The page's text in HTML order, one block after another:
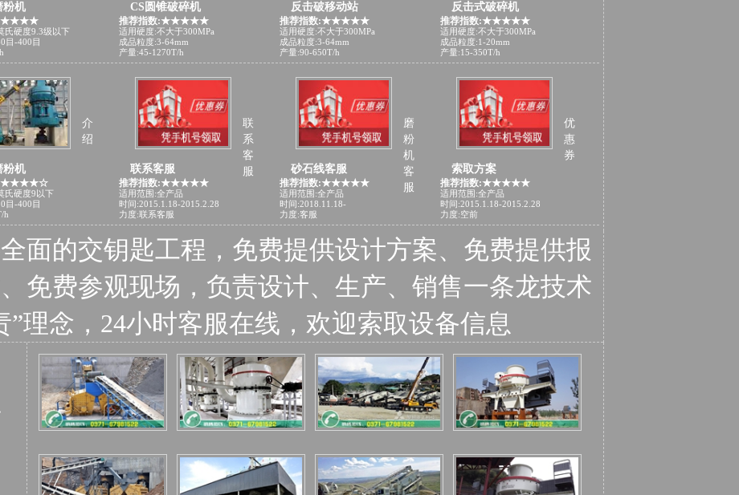
粉机
:★★★★
氏硬度9.3级以下
目-400目
CS圆锥破碎机
推荐指数:★★★★★
适用硬度:不大于300MPa
成品粒度:3-64mm
产量:45-1270T/h
反击破移动站
推荐指数:★★★★★
适用硬度:不大于300MPa
成品粒度:3-64mm
产量:90-650T/h
反击式破碎机
推荐指数:★★★★★
适用硬度:不大于300MPa
成品粒度:1-20mm
产量:15-350T/h
粉机
:★★★★☆
氏硬度9以下
目-400目
h
介
绍
联系客服
推荐指数:★★★★★
适用范围:全产品
时间:2015.1.18-2015.2.28
力度:联系客服
联
系
客
服
砂石线客服
推荐指数:★★★★★
适用范围:全产品
时间:2018.11.18-
力度:客服
磨
粉
机
客
服
索取方案
推荐指数:★★★★★
适用范围:全产品
时间:2015.1.18-2015.2.28
力度:空前
优
惠
券
面的交钥匙工程，免费提供设计方案、免费提供报
免费参观现场，负责设计、生产、销售一条龙技术
”理念，24小时客服在线，欢迎索取设备信息